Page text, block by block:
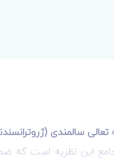
تعالی سالمندی
این نظریه است که ضمن